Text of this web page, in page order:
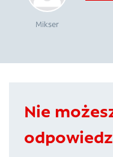
Mikser
Nie